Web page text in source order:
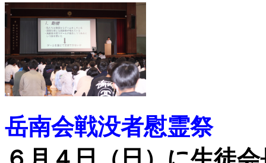
岳南会戦没者慰霊祭